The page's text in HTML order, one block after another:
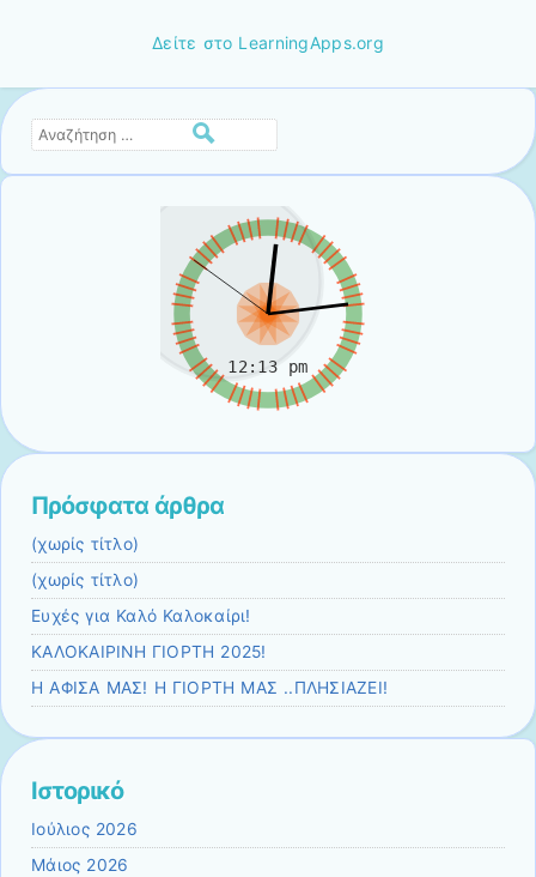
Δείτε στο LearningApps.org
Αναζήτηση
Πρόσφατα άρθρα
(χωρίς τίτλο)
(χωρίς τίτλο)
Ευχές για Καλό Καλοκαίρι!
ΚΑΛΟΚΑΙΡΙΝΗ ΓΙΟΡΤΗ 2025!
Η ΑΦΙΣΑ ΜΑΣ! Η ΓΙΟΡΤΗ ΜΑΣ ..ΠΛΗΣΙΑΖΕΙ!
Ιστορικό
Ιούλιος 2026
Μάιος 2026